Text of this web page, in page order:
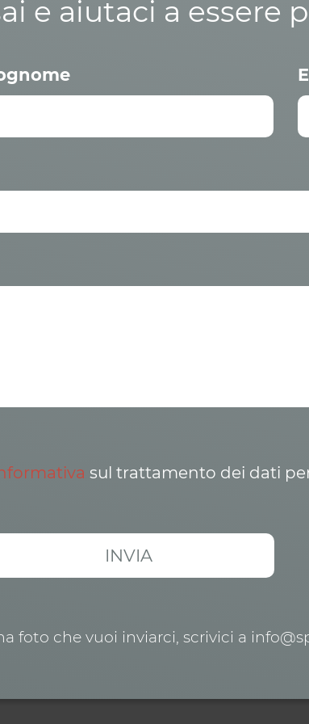
e aiutaci a essere
sul trattamento dei dati
foto che vuoi inviarci, scrivici a